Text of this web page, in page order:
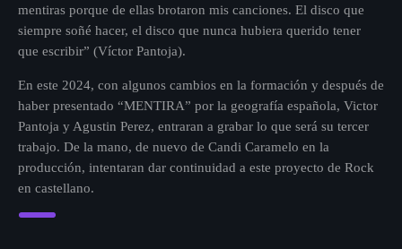
mentiras porque de ellas brotaron mis canciones. El disco que
siempre soñé hacer, el disco que nunca hubiera querido tener
que escribir” (Víctor Pantoja).
En este 2024, con algunos cambios en la formación y después de
haber presentado “MENTIRA” por la geografía española, Victor
Pantoja y Agustin Perez, entraran a grabar lo que será su tercer
trabajo. De la mano, de nuevo de Candi Caramelo en la
producción, intentaran dar continuidad a este proyecto de Rock
en castellano.